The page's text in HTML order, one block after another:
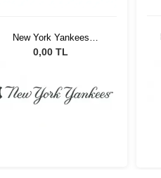
New York Yankees
NYAM031 C62
0,00 TL